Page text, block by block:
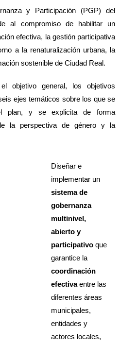
y Participación (PGP) del
al compromiso de habilitar un
efectiva, la gestión participativa
a la renaturalización urbana, la
sostenible de Ciudad Real.
objetivo general, los objetivos
ejes temáticos sobre los que se
plan, y se explicita de forma
la perspectiva de género y la
Diseñar e
implementar un
sistema de
gobernanza
multinivel,
abierto y
participativoque
garantice la
coordinación
efectivaentre las
diferentes áreas
municipales,
entidades y
actores locales,